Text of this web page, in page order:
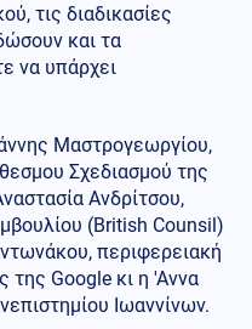
τις διαδικασίες
και τα
να υπάρχει
Μαστρογεωργίου,
Σχεδιασμού της
Ανδρίτσου,
(British Counsil)
περιφερειακή
της Google κι η 'Αννα
Ιωαννίνων.